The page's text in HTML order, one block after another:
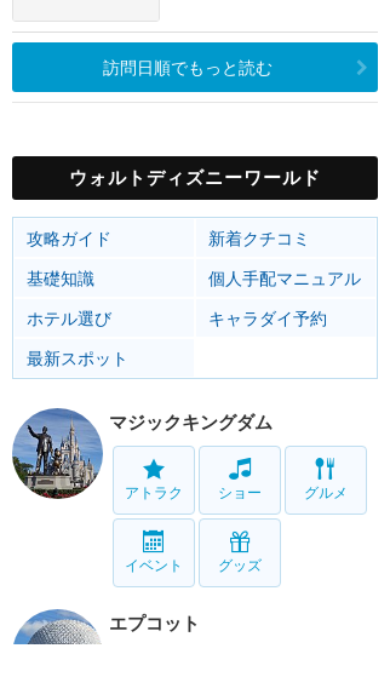
訪問日順でもっと読む
ウォルトディズニーワールド
攻略ガイド
新着クチコミ
基礎知識
個人手配マニュアル
ホテル選び
キャラダイ予約
最新スポット
マジックキングダム
アトラク ショー グルメ
イベント グッズ
エプコット